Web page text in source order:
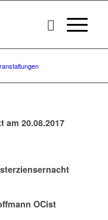
am 20.08.2017
OCist